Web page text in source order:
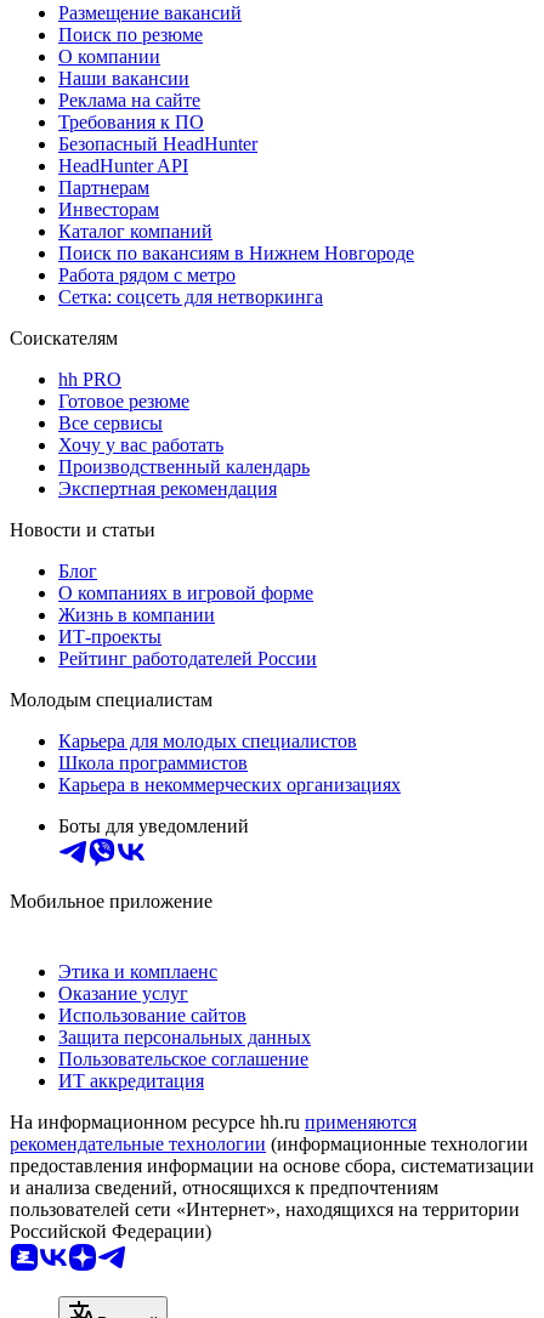
Размещение вакансий
Поиск по резюме
О компании
Наши вакансии
Реклама на сайте
Требования к ПО
Безопасный HeadHunter
HeadHunter API
Партнерам
Инвесторам
Каталог компаний
Поиск по вакансиям в Нижнем Новгороде
Работа рядом с метро
Сетка: соцсеть для нетворкинга
Соискателям
hh PRO
Готовое резюме
Все сервисы
Хочу у вас работать
Производственный календарь
Экспертная рекомендация
Новости и статьи
Блог
О компаниях в игровой форме
Жизнь в компании
ИТ-проекты
Рейтинг работодателей России
Молодым специалистам
Карьера для молодых специалистов
Школа программистов
Карьера в некоммерческих организациях
Боты для уведомлений
Мобильное приложение
Этика и комплаенс
Оказание услуг
Использование сайтов
Защита персональных данных
Пользовательское соглашение
ИТ аккредитация
На информационном ресурсе hh.ru применяются
рекомендательные технологии (информационные технологии
предоставления информации на основе сбора, систематизации
и анализа сведений, относящихся к предпочтениям
пользователей сети «Интернет», находящихся на территории
Российской Федерации)